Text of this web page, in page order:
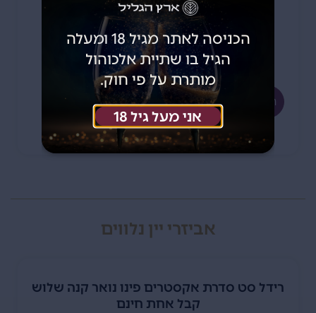
₪750
₪675
הוספה לסל
אביזרי יין נלווים
רידל סט סדרת אקסטרים פינו נואר קנה שלוש
קבל אחת חינם
הכניסה לאתר מגיל 18 ומעלה
הגיל בו שתיית אלכוהול
מותרת על פי חוק.
אני מעל גיל 18